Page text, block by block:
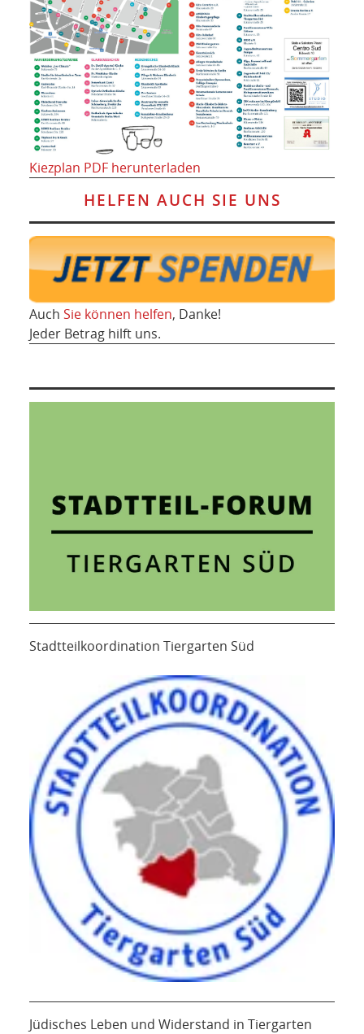
Kiezplan PDF herunterladen
HELFEN AUCH SIE UNS
Auch Sie können helfen, Danke!
Jeder Betrag hilft uns.
Stadtteilkoordination Tiergarten Süd
Jüdisches Leben und Widerstand in Tiergarten